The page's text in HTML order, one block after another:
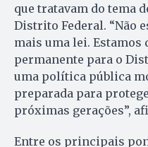
que tratavam do tema
Distrito Federal. “Não
mais uma lei. Estamos
permanente para o
uma política pública
preparada para
próximas gerações”,
Entre os principais